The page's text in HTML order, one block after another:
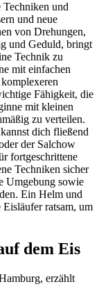
Techniken und
und neue
von Drehungen,
und Geduld, bringt
Technik zu
mit einfachen
Fähigkeit, die
mit kleinen
zu verteilen.
dich fließend
der Salchow
fortgeschrittene
Techniken sicher
Umgebung sowie
Ein Helm und
ratsam, um
dem Eis
erzählt